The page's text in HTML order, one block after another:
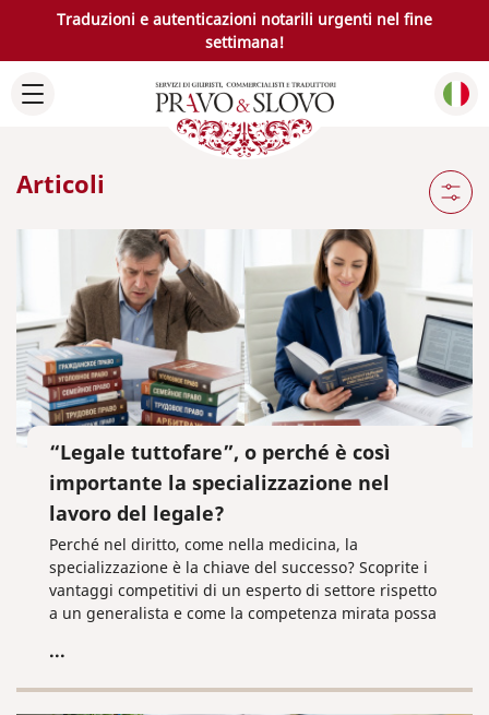
Traduzioni e autenticazioni notarili urgenti nel fine
settimana!
Articoli
“Legale tuttofare”, o perché è così
importante la specializzazione nel
lavoro del legale?
Perché nel diritto, come nella medicina, la
specializzazione è la chiave del successo? Scoprite i
vantaggi competitivi di un esperto di settore rispetto
a un generalista e come la competenza mirata possa
...